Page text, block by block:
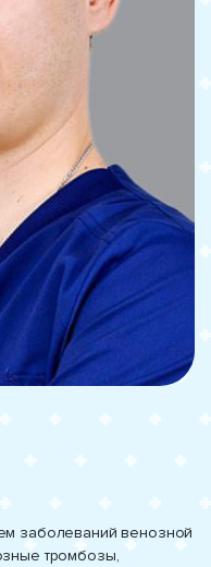
заболеваний венозной
тромбозы,